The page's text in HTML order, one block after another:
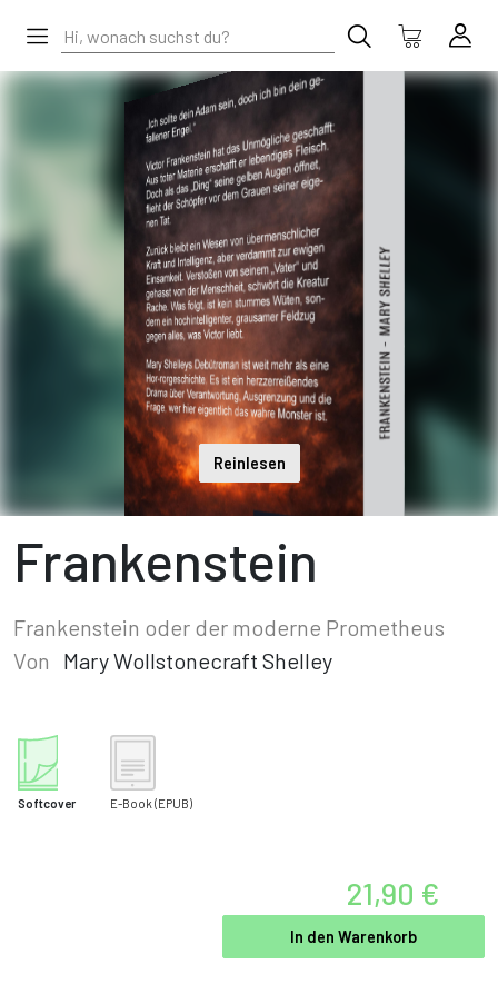
Reinlesen
Frankenstein
Frankenstein oder der moderne Prometheus
Von
Mary Wollstonecraft Shelley
Softcover E-Book (EPUB)
21,90 €
In den Warenkorb